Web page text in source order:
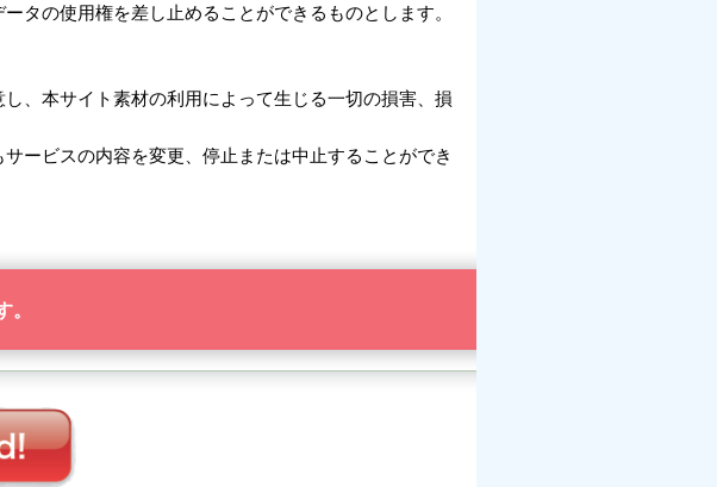
タの使用権を差し止めることができるものとします。
、本サイト素材の利用によって生じる一切の損害、損
ービスの内容を変更、停止または中止することができ